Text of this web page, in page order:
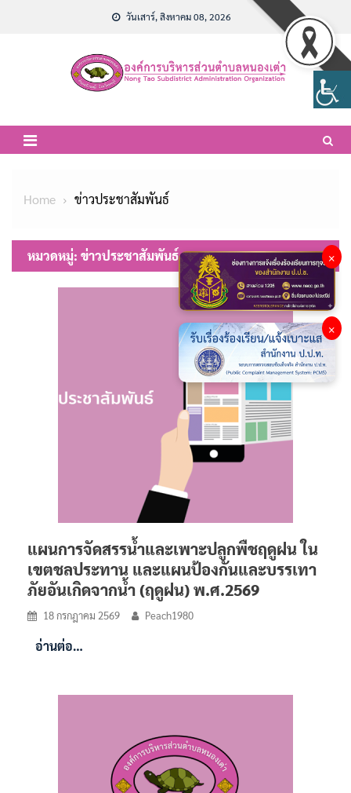
วันเสาร์, สิงหาคม 08, 2026
Home ข่าวประชาสัมพันธ์
หมวดหมู่: ข่าวประชาสัมพันธ์
แผนการจัดสรรน้ำและเพาะปลูกพืชฤดูฝน ใน
เขตชลประทาน และแผนป้องกันและบรรเทา
ภัยอันเกิดจากน้ำ (ฤดูฝน) พ.ศ.2569
18 กรกฎาคม 2569 Peach1980
อ่านต่อ…
×
×